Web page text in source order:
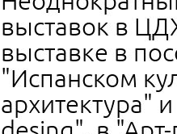
выставок в
выставке в
"Испанском
архитектура"